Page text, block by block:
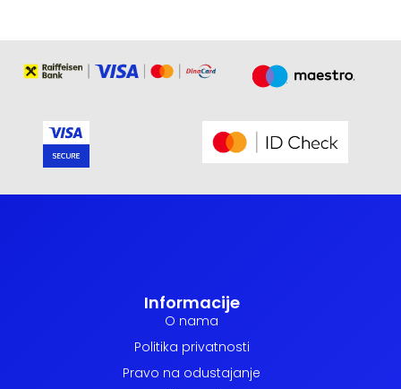
Informacije
O nama
Politika privatnosti
Pravo na odustajanje